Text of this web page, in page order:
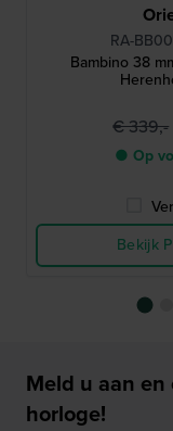
RA-
Bambino 38
€ 339,-
● Op
Bekijk
Meld u aan
horloge!